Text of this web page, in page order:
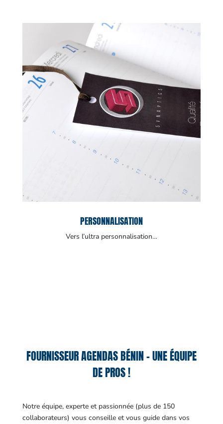
PERSONNALISATION
Vers l’ultra personnalisation…
FOURNISSEUR AGENDAS BÉNIN – UNE ÉQUIPE
DE PROS !
Notre équipe, experte et passionnée (plus de 150
collaborateurs) vous conseille et vous guide dans vos